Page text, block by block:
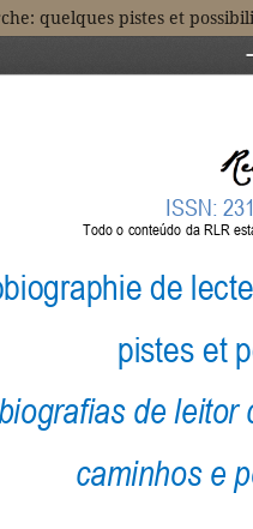
quelques pistes et